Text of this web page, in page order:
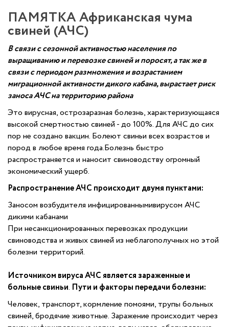
ПАМЯТКА Африканская чума
свиней (АЧС)
В связи с сезонной активностью населения по
выращиванию и перевозке свиней и поросят, а так же в
связи с периодом размножения и возрастанием
миграционной активности дикого кабана, вырастает риск
заноса АЧС на территорию района
Это вирусная, острозаразная болезнь, характеризующаяся
высокой смертностью свиней - до 100%. Для АЧС до сих
пор не создано вакцин. Болеют свиньи всех возрастов и
пород в любое время года.Болезнь быстро
распространяется и наносит свиноводству огромный
экономический ущерб.
Распространение АЧС происходит двумя пунктами:
Заносом возбудителя инфицированнымивирусом АЧС
дикими кабанами
При несанкционированных перевозках продукции
свиноводства и живых свиней из неблагополучных но этой
болезни территорий.
Источником вируса АЧС является зараженные и
больные свиньи. Пути и факторы передачи болезни:
Человек, транспорт, кормление помоями, трупы больных
свиней, бродячие животные. Заражение происходит через